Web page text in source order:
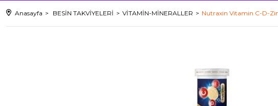
Anasayfa BESİN TAKVİYELERİ VİTAMİN-MİNERALLER Nutraxin Vitamin C-D-